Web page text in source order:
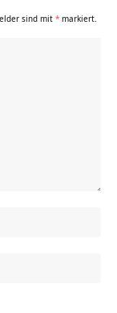
sind mit * markiert.